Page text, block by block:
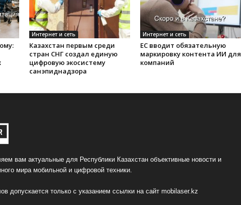
Интернет и сеть
Казахстан первым среди
стран СНГ создал единую
цифровую экосистему
санэпиднадзора
Интернет и сеть
ЕС вводит обязательную
маркировку контента ИИ для
компаний
вам актуальные для Республики Казахстан объективные новости и
мира мобильной и цифровой техники.
допускается только с указанием ссылки на сайт mobilaser.kz